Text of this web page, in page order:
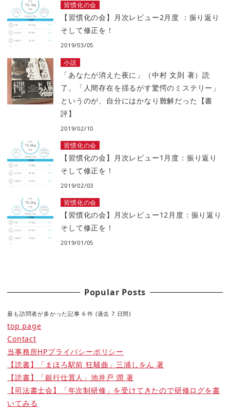
習慣化の会
【習慣化の会】月次レビュー2月度 ：振り返り
そして修正を！
2019/03/05
小説
「あなたが消えた夜に」（中村 文則 著）読
了。「人間存在を揺るがす驚愕のミステリー」
というのが、自分にはかなり難解だった【書
評】
2019/02/10
習慣化の会
【習慣化の会】月次レビュー1月度：振り返り
そして修正を！
2019/02/03
習慣化の会
【習慣化の会】月次レビュー12月度：振り返り
そして修正を！
2019/01/05
Popular Posts
最も訪問者が多かった記事 6 件 (過去 7 日間)
top page
Contact
当事務所HPプライバシーポリシー
【読書】「まほろ駅前 狂騒曲」三浦しをん 著
【読書】「銀行仕置人」池井戸 潤 著
【司法書士会】「年次制研修」を受けてきたので研修ログを書
いてみる